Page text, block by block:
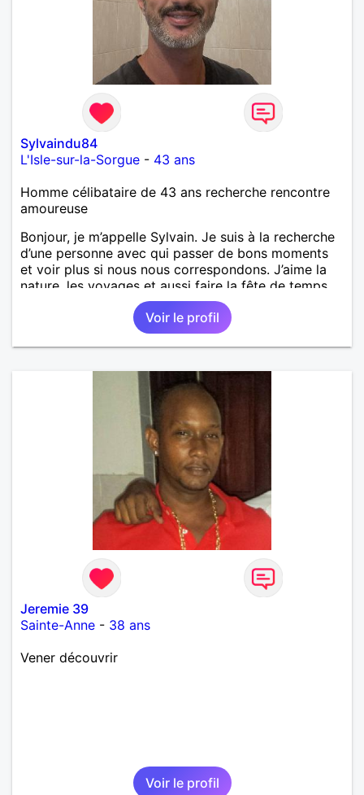
Sylvaindu84
L'Isle-sur-la-Sorgue - 43 ans
Homme célibataire de 43 ans recherche rencontre
amoureuse
Bonjour, je m’appelle Sylvain. Je suis à la recherche
d’une personne avec qui passer de bons moments
et voir plus si nous nous correspondons. J’aime la
nature, les voyages et aussi faire la fête de temps
en temps ;-)Je suis papa d’un petit garçon de 7 ans
dont je m’occupe en garde alternée. J’aime à peu
près tous les styles de musique. (Oui je suis pas
trop fan de Jul). Je fais du sport pour garder la
pense en tout cas 😂)
Voir le profil
Jeremie 39
Sainte-Anne - 38 ans
Vener découvrir
Voir le profil